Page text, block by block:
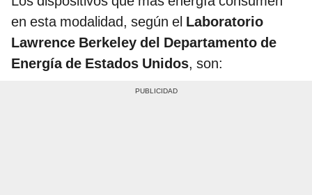
en esta modalidad, según el Laboratorio
Lawrence Berkeley del Departamento de
Energía de Estados Unidos, son: